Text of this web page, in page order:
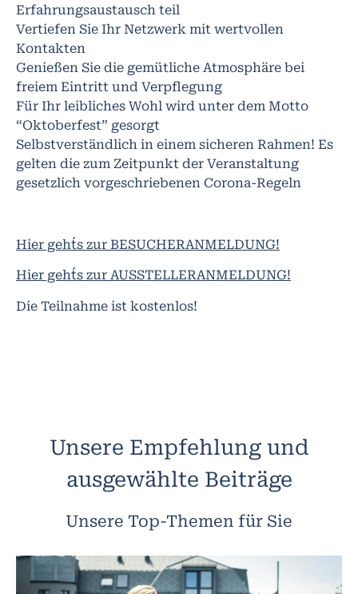
Erfahrungsaustausch teil
Vertiefen Sie Ihr Netzwerk mit wertvollen
Kontakten
Genießen Sie die gemütliche Atmosphäre bei
freiem Eintritt und Verpflegung
Für Ihr leibliches Wohl wird unter dem Motto
“Oktoberfest” gesorgt
Selbstverständlich in einem sicheren Rahmen! Es
gelten die zum Zeitpunkt der Veranstaltung
gesetzlich vorgeschriebenen Corona-Regeln
Hier geht´s zur BESUCHERANMELDUNG!
Hier geht´s zur AUSSTELLERANMELDUNG!
Die Teilnahme ist kostenlos!
Unsere Empfehlung und
ausgewählte Beiträge
Unsere Top-Themen für Sie